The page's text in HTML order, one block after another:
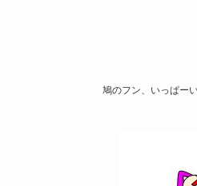
鳩のフン、いっぱー